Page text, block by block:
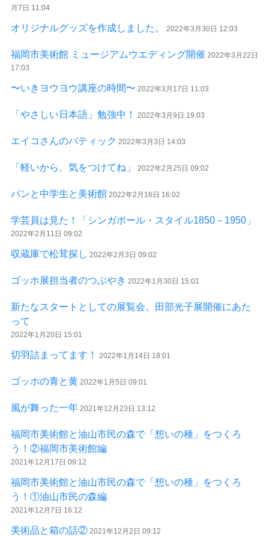
月7日 11:04
オリジナルグッズを作成しました。 2022年3月30日 12:03
福岡市美術館 ミュージアムウエディング開催 2022年3月22日
17:03
〜いきヨウヨウ講座の時間〜 2022年3月17日 11:03
「やさしい日本語」勉強中！ 2022年3月9日 19:03
エイコさんのバティック 2022年3月3日 14:03
「軽いから、気をつけてね」 2022年2月25日 09:02
パンと中学生と美術館 2022年2月16日 16:02
学芸員は見た！「シンガポール・スタイル1850－1950」
2022年2月11日 09:02
収蔵庫で松茸探し 2022年2月3日 09:02
ゴッホ展担当者のつぶやき 2022年1月30日 15:01
新たなスタートとしての展覧会。田部光子展開催にあた
って
2022年1月20日 15:01
切羽詰まってます！ 2022年1月14日 18:01
ゴッホの青と黄 2022年1月5日 09:01
風が舞った一年 2021年12月23日 13:12
福岡市美術館と油山市民の森で「想いの種」をつくろ
う！②福岡市美術館編
2021年12月17日 09:12
福岡市美術館と油山市民の森で「想いの種」をつくろ
う！①油山市民の森編
2021年12月7日 16:12
美術品と箱の話② 2021年12月2日 09:12